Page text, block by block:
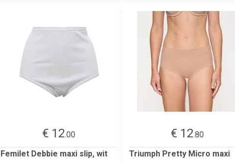
€ 12.00
Femilet Debbie maxi slip, wit
€ 12.80
Triumph Pretty Micro maxi